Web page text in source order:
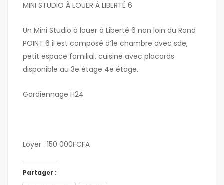
MINI STUDIO À LOUER À LIBERTÉ 6
Un Mini Studio à louer à Liberté 6 non loin du Rond
POINT 6 il est composé d’1e chambre avec sde,
petit espace familial, cuisine avec placards
disponible au 3e étage 4e étage.
Gardiennage H24
Loyer : 150 000FCFA
Partager :